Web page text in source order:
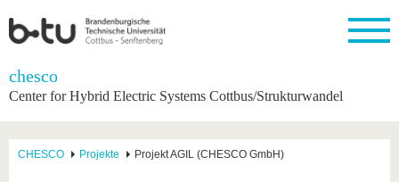
Startseite
Forschung
Profil
chesco
Center for Hybrid Electric Systems Cottbus/Strukturwandel
CHESCO Projekte Projekt AGIL (CHESCO GmbH)